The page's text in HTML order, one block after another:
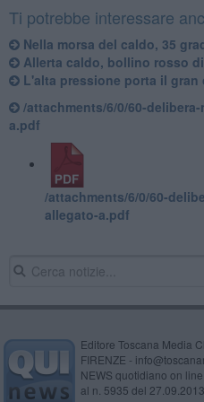
Ti potrebbe interessare
Nella morsa del caldo, 35
Allerta caldo, bollino rosso
L'alta pressione porta il gran
/attachments/6/0/60-delibera-
a.pdf
/attachments/6/0/60-
allegato-a.pdf
Editore Toscana Media
FIRENZE -
NEWS quotidiano on
al n. 5935 del